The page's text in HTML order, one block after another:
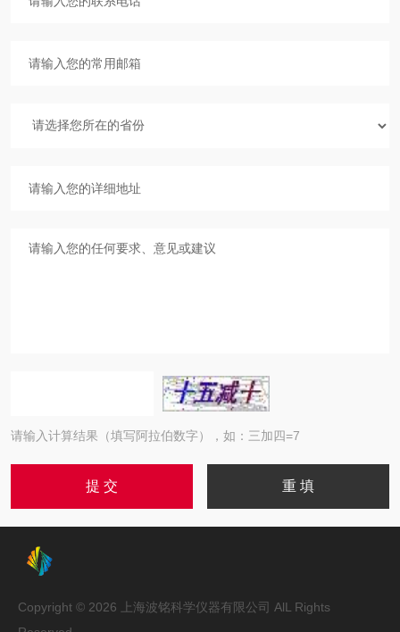
请输入计算结果（填写阿拉伯数字），如：三加四=7
Copyright © 2026 上海波铭科学仪器有限公司 AlL Rights